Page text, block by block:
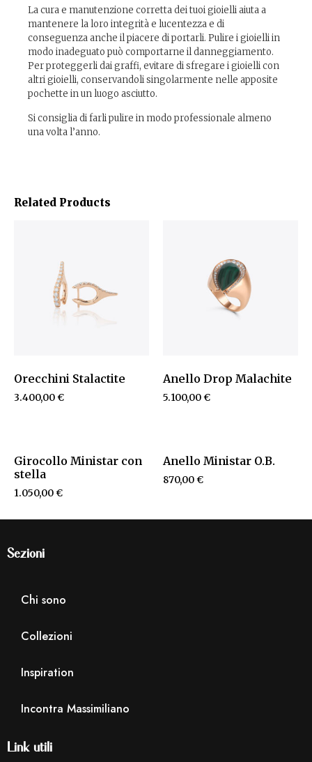
La cura e manutenzione corretta dei tuoi gioielli aiuta a
mantenere la loro integrità e lucentezza e di
conseguenza anche il piacere di portarli. Pulire i gioielli in
modo inadeguato può comportarne il danneggiamento.
Per proteggerli dai graffi, evitare di sfregare i gioielli con
altri gioielli, conservandoli singolarmente nelle apposite
pochette in un luogo asciutto.
Si consiglia di farli pulire in modo professionale almeno
una volta l’anno.
Related Products
Orecchini Stalactite
3.400,00€
Anello Drop Malachite
5.100,00€
Girocollo Ministar con
stella
1.050,00€
Anello Ministar O.B.
870,00€
Sezioni
Chi sono
Collezioni
Inspiration
Incontra Massimiliano
Link utili